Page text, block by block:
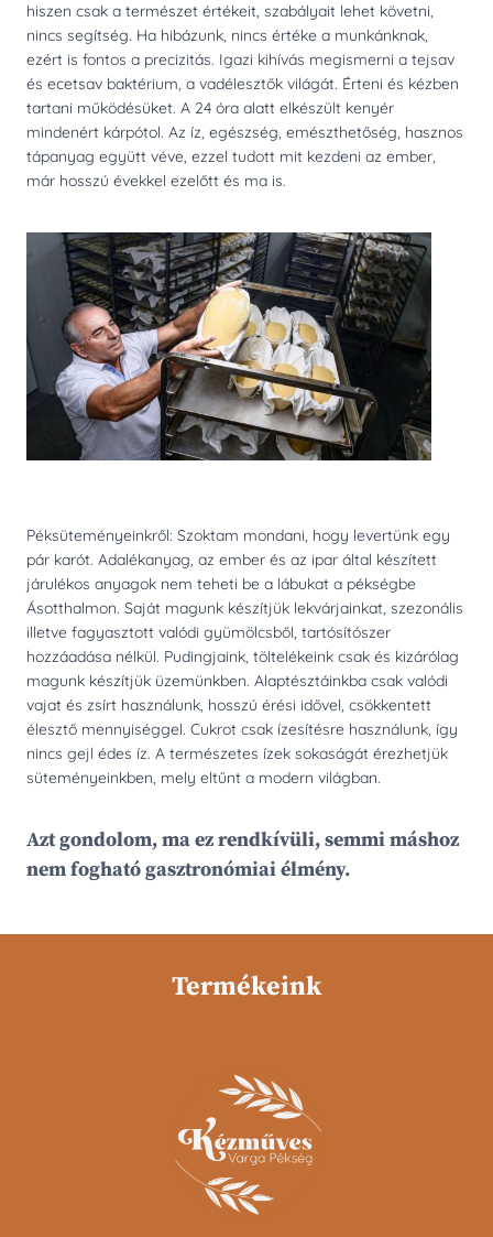
hiszen csak a természet értékeit, szabályait lehet követni,
nincs segítség. Ha hibázunk, nincs értéke a munkánknak,
ezért is fontos a precizitás. Igazi kihívás megismerni a tejsav
és ecetsav baktérium, a vadélesztők világát. Érteni és kézben
tartani működésüket. A 24 óra alatt elkészült kenyér
mindenért kárpótol. Az íz, egészség, emészthetőség, hasznos
tápanyag együtt véve, ezzel tudott mit kezdeni az ember,
már hosszú évekkel ezelőtt és ma is.
Péksüteményeinkről: Szoktam mondani, hogy levertünk egy
pár karót. Adalékanyag, az ember és az ipar által készített
járulékos anyagok nem teheti be a lábukat a pékségbe
Ásotthalmon. Saját magunk készítjük lekvárjainkat, szezonális
illetve fagyasztott valódi gyümölcsből, tartósítószer
hozzáadása nélkül. Pudingjaink, töltelékeink csak és kizárólag
magunk készítjük üzemünkben. Alaptésztáinkba csak valódi
vajat és zsírt használunk, hosszú érési idővel, csökkentett
élesztő mennyiséggel. Cukrot csak ízesítésre használunk, így
nincs gejl édes íz. A természetes ízek sokaságát érezhetjük
süteményeinkben, mely eltűnt a modern világban.
Azt gondolom, ma ez rendkívüli, semmi máshoz
nem fogható gasztronómiai élmény.
Termékeink